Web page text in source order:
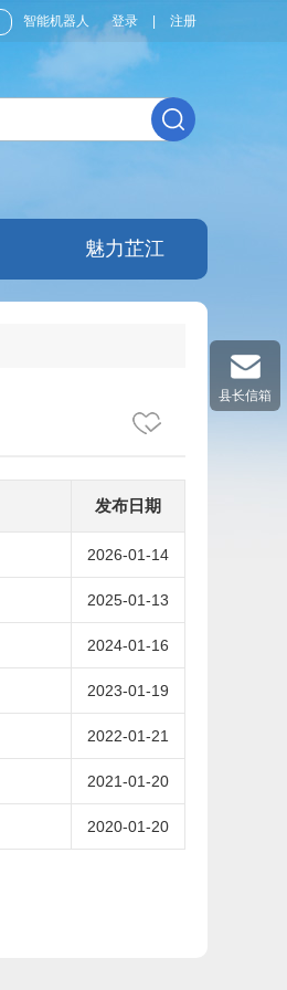
智能机器人 登录 注册
魅力芷江
发布日期
2026-01-14
2025-01-13
2024-01-16
2023-01-19
2022-01-21
2021-01-20
2020-01-20
县长信箱